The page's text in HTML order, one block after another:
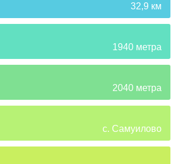
32,9 км
1940 метра
2040 метра
с. Самуилово